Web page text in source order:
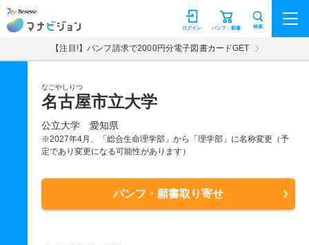
マナビジョン パンフ・願書
ログイン 検索
【注目!】パンフ請求で2000円分電子図書カードGET
なごやしりつ
名古屋市立大学
公立大学 愛知県
※2027年4月、「総合生命理学部」から「理学部」に名称変更（予
定であり変更になる可能性があります）
パンフ・願書取り寄せ